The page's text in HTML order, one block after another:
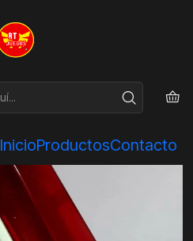
InicioProductosContacto